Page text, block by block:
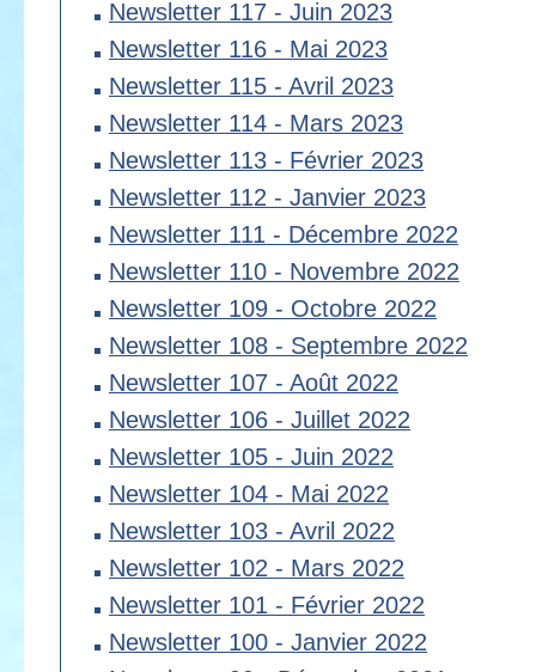
Newsletter 117 - Juin 2023
Newsletter 116 - Mai 2023
Newsletter 115 - Avril 2023
Newsletter 114 - Mars 2023
Newsletter 113 - Février 2023
Newsletter 112 - Janvier 2023
Newsletter 111 - Décembre 2022
Newsletter 110 - Novembre 2022
Newsletter 109 - Octobre 2022
Newsletter 108 - Septembre 2022
Newsletter 107 - Août 2022
Newsletter 106 - Juillet 2022
Newsletter 105 - Juin 2022
Newsletter 104 - Mai 2022
Newsletter 103 - Avril 2022
Newsletter 102 - Mars 2022
Newsletter 101 - Février 2022
Newsletter 100 - Janvier 2022